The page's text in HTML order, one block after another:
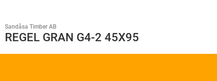
Sandåsa Timber AB
REGEL GRAN G4-2 45X95